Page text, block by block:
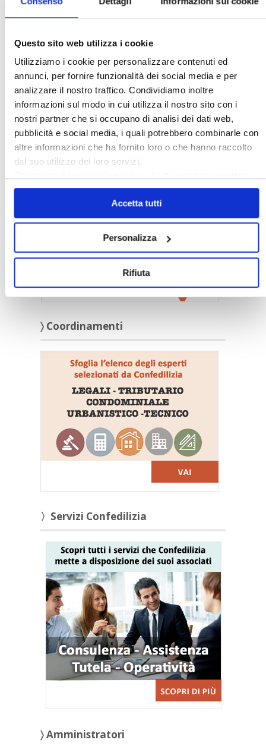
Questo sito web utilizza i cookie
Utilizziamo i cookie per personalizzare contenuti ed
annunci, per fornire funzionalità dei social media e per
analizzare il nostro traffico. Condividiamo inoltre
informazioni sul modo in cui utilizza il nostro sito con i
nostri partner che si occupano di analisi dei dati web,
pubblicità e social media, i quali potrebbero combinarle con
altre informazioni che ha fornito loro o che hanno raccolto
dal suo utilizzo dei loro servizi.
solo i cookie necessari.
Accetta tutti
Personalizza
Rifiuta
Coordinamento urbanistico
〉 Trova la tua sede
〉 Sede centrale
〉 Coordinamenti
〉Servizi Confedilizia
〉 Amministratori